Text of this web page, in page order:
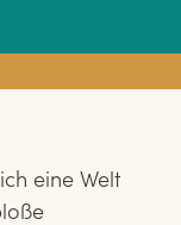
eine Welt